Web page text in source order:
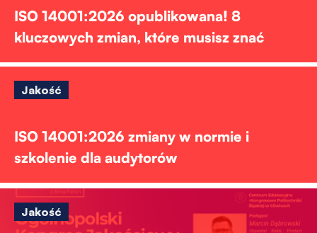
ISO 14001:2026 opublikowana! 8
kluczowych zmian, które musisz znać
Jakość
ISO 14001:2026 zmiany w normie i
szkolenie dla audytorów
Jakość